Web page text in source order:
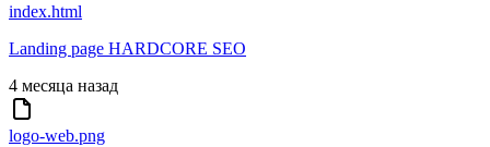
index.html
Landing page HARDCORE SEO
4 месяца назад
logo-web.png